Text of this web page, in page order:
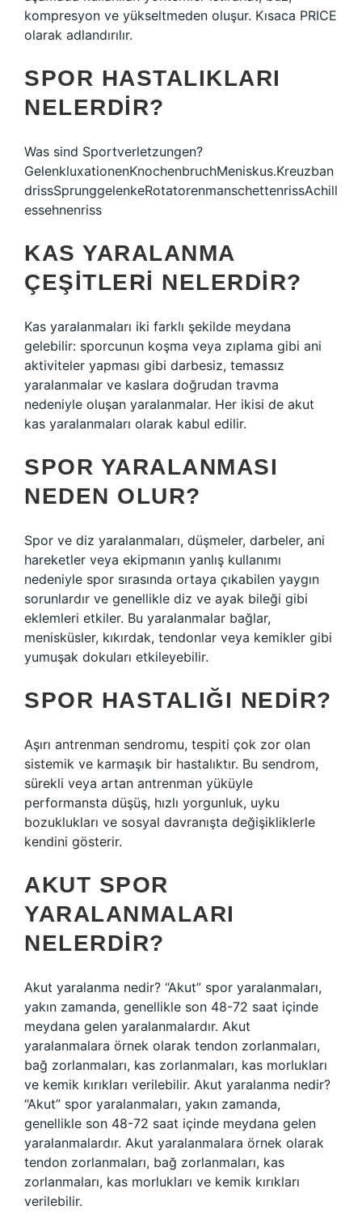
kompresyon ve yükseltmeden oluşur. Kısaca PRICE
olarak adlandırılır.
SPOR HASTALIKLARI
NELERDIR?
Was sind Sportverletzungen?
GelenkluxationenKnochenbruchMeniskus.Kreuzban
drissSprunggelenkeRotatorenmanschettenrissAchill
essehnenriss
KAS YARALANMA
ÇEŞITLERI NELERDIR?
Kas yaralanmaları iki farklı şekilde meydana
gelebilir: sporcunun koşma veya zıplama gibi ani
aktiviteler yapması gibi darbesiz, temassız
yaralanmalar ve kaslara doğrudan travma
nedeniyle oluşan yaralanmalar. Her ikisi de akut
kas yaralanmaları olarak kabul edilir.
SPOR YARALANMASI
NEDEN OLUR?
Spor ve diz yaralanmaları, düşmeler, darbeler, ani
hareketler veya ekipmanın yanlış kullanımı
nedeniyle spor sırasında ortaya çıkabilen yaygın
sorunlardır ve genellikle diz ve ayak bileği gibi
eklemleri etkiler. Bu yaralanmalar bağlar,
menisküsler, kıkırdak, tendonlar veya kemikler gibi
yumuşak dokuları etkileyebilir.
SPOR HASTALIĞI NEDIR?
Aşırı antrenman sendromu, tespiti çok zor olan
sistemik ve karmaşık bir hastalıktır. Bu sendrom,
sürekli veya artan antrenman yüküyle
performansta düşüş, hızlı yorgunluk, uyku
bozuklukları ve sosyal davranışta değişikliklerle
kendini gösterir.
AKUT SPOR
YARALANMALARI
NELERDIR?
Akut yaralanma nedir? “Akut” spor yaralanmaları,
yakın zamanda, genellikle son 48-72 saat içinde
meydana gelen yaralanmalardır. Akut
yaralanmalara örnek olarak tendon zorlanmaları,
bağ zorlanmaları, kas zorlanmaları, kas morlukları
ve kemik kırıkları verilebilir. Akut yaralanma nedir?
“Akut” spor yaralanmaları, yakın zamanda,
genellikle son 48-72 saat içinde meydana gelen
yaralanmalardır. Akut yaralanmalara örnek olarak
tendon zorlanmaları, bağ zorlanmaları, kas
zorlanmaları, kas morlukları ve kemik kırıkları
verilebilir.